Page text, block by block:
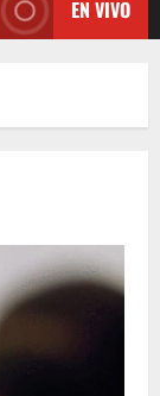
EN VIVO